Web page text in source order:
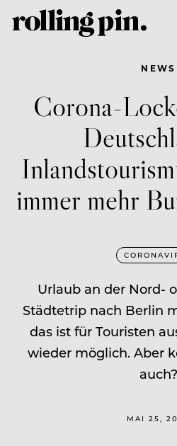
NEWS
Corona-
immer mehr
Urlaub an der Nord-
Städtetrip nach Berlin
das ist für Touristen
wieder möglich. Aber
auch?
MAI 25,